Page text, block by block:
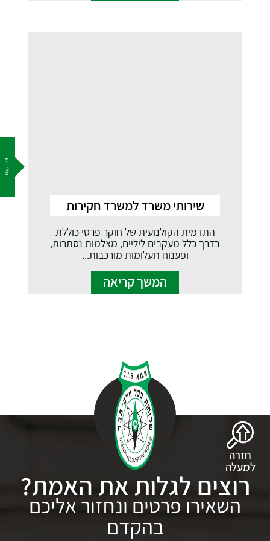
צור קשר
שירותי משרד למשרד חקירות
התדמית הקולנועית של חוקר פרטי כוללת
בדרך כלל מעקבים ליליים, מצלמות נסתרות,
ופענוח תעלומות מורכבות...
המשך קריאה
חזרה
למעלה
רוצים לגלות את האמת?
השאירו פרטים ונחזור אליכם
בהקדם